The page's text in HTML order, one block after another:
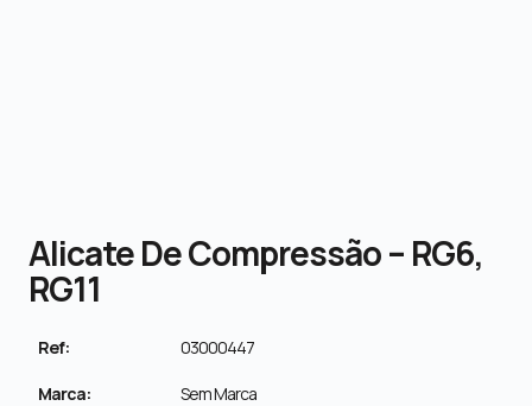
Alicate De Compressão – RG6,
RG11
Ref: 03000447
Marca: Sem Marca